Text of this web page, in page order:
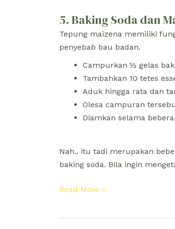
5. Baking Soda dan
Tepung maizena memiliki
penyebab bau badan.
Campurkan ½ gelas
Tambahkan 10 tetes
Aduk hingga rata dan
Olesa campuran
Diamkan selama
Nah.. itu tadi merupakan
baking soda. Bila ingin
Read More »